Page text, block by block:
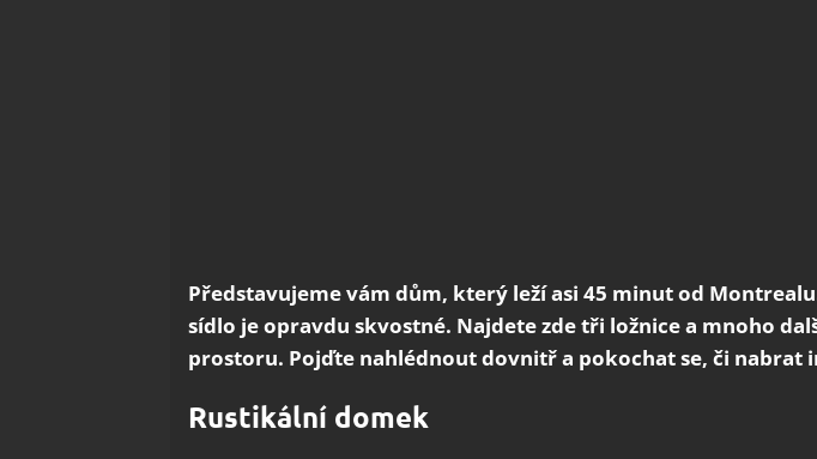
Představujeme vám dům, který leží asi 45 minut od
sídlo je opravdu skvostné. Najdete zde tři ložnice a mnoho
prostoru. Pojďte nahlédnout dovnitř a pokochat se, či nabrat
Rustikální domek